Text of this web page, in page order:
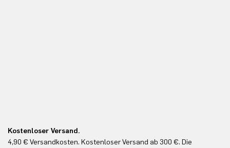
Kostenloser Versand.
4,90 € Versandkosten. Kostenloser Versand ab 300 €. Die